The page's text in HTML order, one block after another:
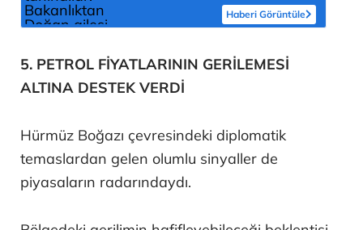
Haberi Görüntüle
5. PETROL FİYATLARININ GERİLEMESİ
ALTINA DESTEK VERDİ
Hürmüz Boğazı çevresindeki diplomatik
temaslardan gelen olumlu sinyaller de
piyasaların radarındaydı.